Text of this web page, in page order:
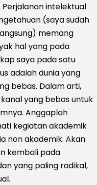
intelektual
(saya sudah
memang
hal yang pada
saya pada satu
adalah dunia yang
bebas. Dalam arti,
yang bebas untuk
Anggaplah
kegiatan akademik
non akademik. Akan
kembali pada
yang paling radikal,